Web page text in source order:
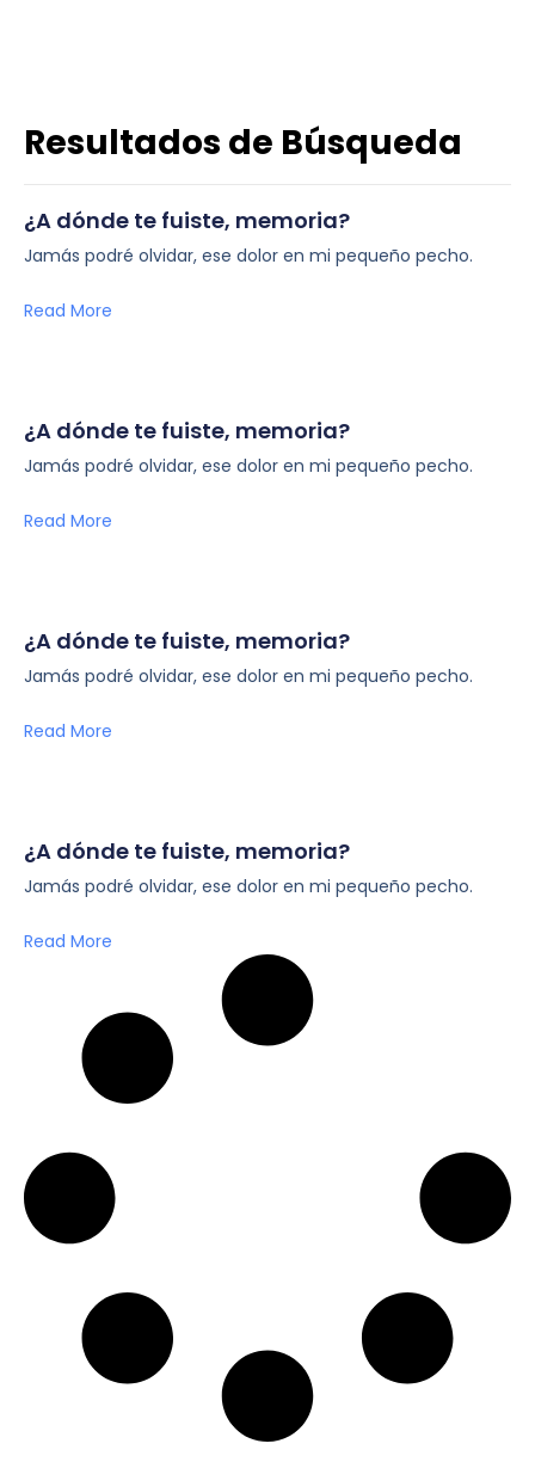
Resultados de Búsqueda
¿A dónde te fuiste, memoria?
Jamás podré olvidar, ese dolor en mi pequeño pecho.
Read More
¿A dónde te fuiste, memoria?
Jamás podré olvidar, ese dolor en mi pequeño pecho.
Read More
¿A dónde te fuiste, memoria?
Jamás podré olvidar, ese dolor en mi pequeño pecho.
Read More
¿A dónde te fuiste, memoria?
Jamás podré olvidar, ese dolor en mi pequeño pecho.
Read More